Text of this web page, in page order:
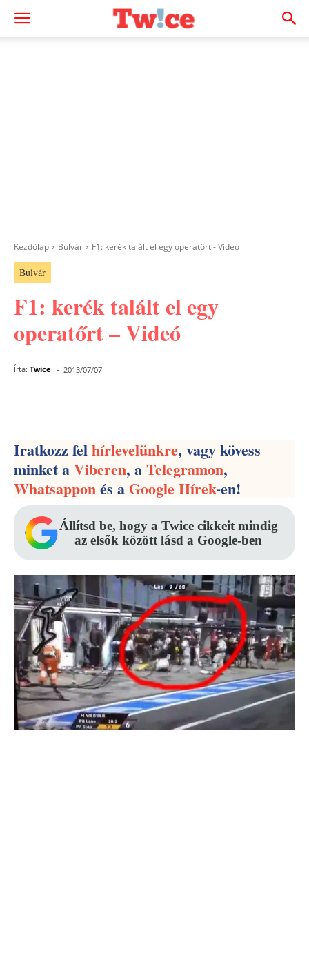
Kezdőlap Bulvár F1: kerék talált el egy operatőrt - Videó
Bulvár
F1: kerék talált el egy
operatőrt – Videó
Írta: Twice - 2013/07/07
Iratkozz felhírlevelünkre, vagy kövess
minket aViberen, aTelegramon,
Whatsapponés aGoogle Hírek-en!
Állítsd be, hogy a Twice cikkeit mindig
az elsők között lásd a Google-ben